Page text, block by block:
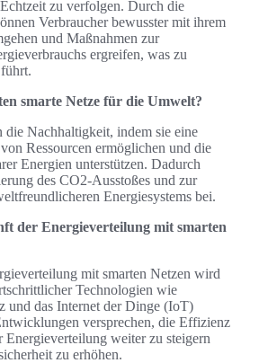
zu verfolgen. Durch die
Verbraucher bewusster mit ihrem
und Maßnahmen zur
ergreifen, was zu
smarte Netze für die Umwelt?
die Nachhaltigkeit, indem sie eine
Ressourcen ermöglichen und die
Energien unterstützen. Dadurch
des CO2-Ausstoßes und zur
Energiesystems bei.
der Energieverteilung mit smarten
mit smarten Netzen wird
Technologien wie
und das Internet der Dinge (IoT)
versprechen, die Effizienz
weiter zu steigern
zu erhöhen.